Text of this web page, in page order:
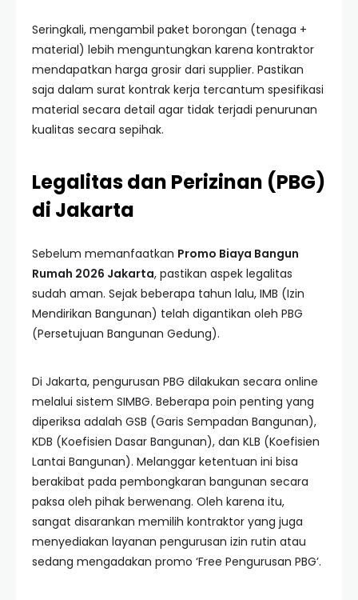
Seringkali, mengambil paket borongan (tenaga +
material) lebih menguntungkan karena kontraktor
mendapatkan harga grosir dari supplier. Pastikan
saja dalam surat kontrak kerja tercantum spesifikasi
material secara detail agar tidak terjadi penurunan
kualitas secara sepihak.
Legalitas dan Perizinan (PBG)
di Jakarta
Sebelum memanfaatkan Promo Biaya Bangun
Rumah 2026 Jakarta, pastikan aspek legalitas
sudah aman. Sejak beberapa tahun lalu, IMB (Izin
Mendirikan Bangunan) telah digantikan oleh PBG
(Persetujuan Bangunan Gedung).
Di Jakarta, pengurusan PBG dilakukan secara online
melalui sistem SIMBG. Beberapa poin penting yang
diperiksa adalah GSB (Garis Sempadan Bangunan),
KDB (Koefisien Dasar Bangunan), dan KLB (Koefisien
Lantai Bangunan). Melanggar ketentuan ini bisa
berakibat pada pembongkaran bangunan secara
paksa oleh pihak berwenang. Oleh karena itu,
sangat disarankan memilih kontraktor yang juga
menyediakan layanan pengurusan izin rutin atau
sedang mengadakan promo ‘Free Pengurusan PBG’.